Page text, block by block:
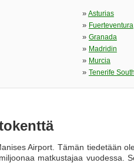
» Asturias
» Fuerteventura
» Granada
» Madridin
» Murcia
» Tenerife South
Airport. Tämän tiedetään
matkustajaa vuodessa.